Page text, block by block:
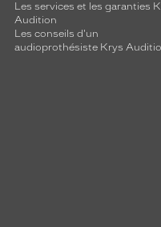
Les services et les garanties
Audition
Les conseils d'un
audioprothésiste Krys